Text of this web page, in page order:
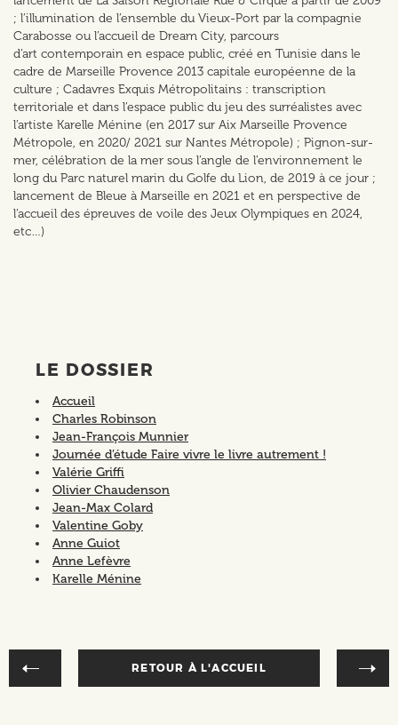
; l’illumination de l’ensemble du Vieux-Port par la compagnie
Carabosse ou l’accueil de Dream City, parcours
d’art contemporain en espace public, créé en Tunisie dans le
cadre de Marseille Provence 2013 capitale européenne de la
culture ; Cadavres Exquis Métropolitains : transcription
territoriale et dans l’espace public du jeu des surréalistes avec
l’artiste Karelle Ménine (en 2017 sur Aix Marseille Provence
Métropole, en 2020/ 2021 sur Nantes Métropole) ; Pignon-sur-
mer, célébration de la mer sous l’angle de l’environnement le
long du Parc naturel marin du Golfe du Lion, de 2019 à ce jour ;
lancement de Bleue à Marseille en 2021 et en perspective de
l’accueil des épreuves de voile des Jeux Olympiques en 2024,
etc…)
LE DOSSIER
Accueil
Charles Robinson
Jean-François Munnier
Journée d’étude Faire vivre le livre autrement !
Valérie Griffi
Olivier Chaudenson
Jean-Max Colard
Valentine Goby
Anne Guiot
Anne Lefèvre
Karelle Ménine
RETOUR À L'ACCUEIL